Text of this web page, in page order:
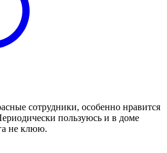
сотрудники, особенно нравится
пользуюсь и в доме
не клюю.